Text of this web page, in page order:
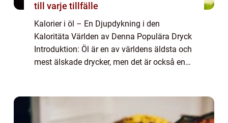
till varje tillfälle
Kalorier i öl – En Djupdykning i den
Kaloritäta Världen av Denna Populära Dryck
Introduktion: Öl är en av världens äldsta och
mest älskade drycker, men det är också en